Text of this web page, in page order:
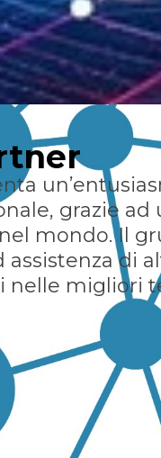
grazie
mondo. Il
assistenza di
nelle migliori